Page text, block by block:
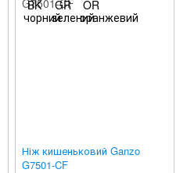
Ніж кишеньковий Ganzo
G7501-CF